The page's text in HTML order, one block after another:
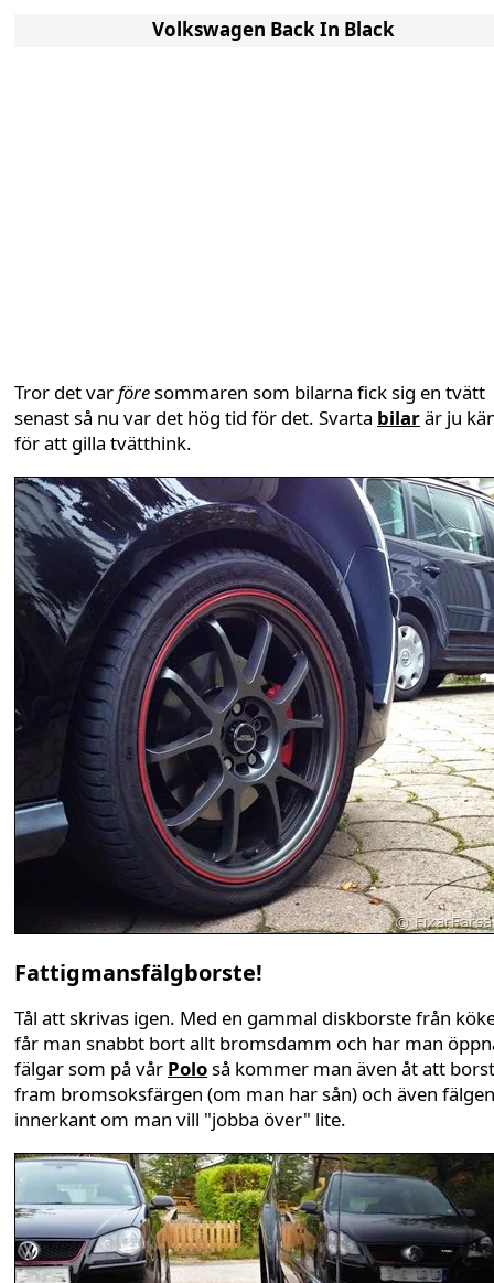
Volkswagen Back In Black
Tror det varföresommaren som bilarna fick sig en tvätt
senast så nu var det hög tid för det. Svarta bilarär ju
för att gilla tvätthink.
Fattigmansfälgborste!
Tål att skrivas igen. Med en gammal diskborste från
får man snabbt bort allt bromsdamm och har man
fälgar som på vår Poloså kommer man även åt att
fram bromsoksfärgen (om man har sån) och även
innerkant om man vill "jobba över" lite.